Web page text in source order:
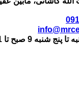
شنبه 9 صبح تا 21